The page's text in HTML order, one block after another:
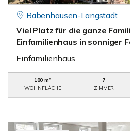
Babenhausen-Langstadt
Viel Platz für die ganze
Einfamilienhaus in sonniger
Einfamilienhaus
180 m²
WOHNFLÄCHE
7
ZIMMER